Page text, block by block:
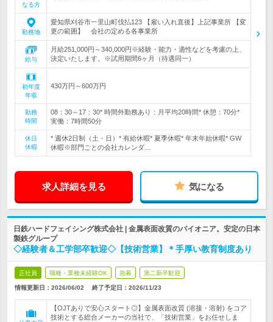
なる方
勤務地
愛知県刈谷市一里山町伐払123 【雇い入れ直後】上記事業所 【変
更の範囲】 会社の定める各事業所
給与
月給251,000円～340,000円※経験・能力・適性などを考慮の上、
決定いたします。※試用期間6ヶ月（待遇同一）
初年度
年収
430万円～600万円
勤務
時間
08：30～17：30* 時間外勤務あり：月平均20時間* 休憩：70分*
実働：7時間50分
休日
休暇
* 週休2日制（土・日）* 有給休暇* 夏季休暇* 年末年始休暇* GW
休暇※部門ごとの会社カレンダ…
求人詳細を見る 気になる
日鉄ハードフェイシング株式会社 | 金属表面改質のパイオニア。安定の日本
製鉄グループ
◇経験者＆工学部卒歓迎◇【技術営業】＊手厚い教育制度あり
正社員 職種・業種未経験OK 急募 第二新卒歓迎
情報更新日：2026/06/02 終了予定日： 2026/11/23
【OJTありで安心スタート◎】金属表面改質 (溶接・溶射) をコア
技術とする総合メーカーの当社で、「技術営業」をお任せしま